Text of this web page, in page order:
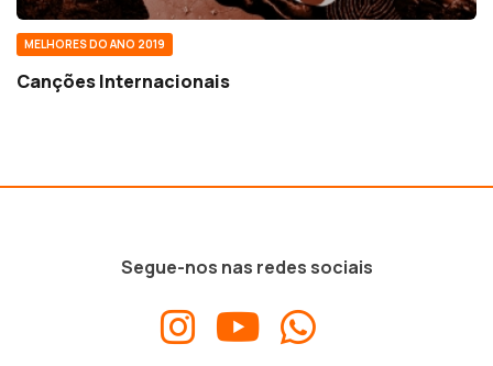
MELHORES DO ANO 2019
Canções Internacionais
Segue-nos nas redes sociais